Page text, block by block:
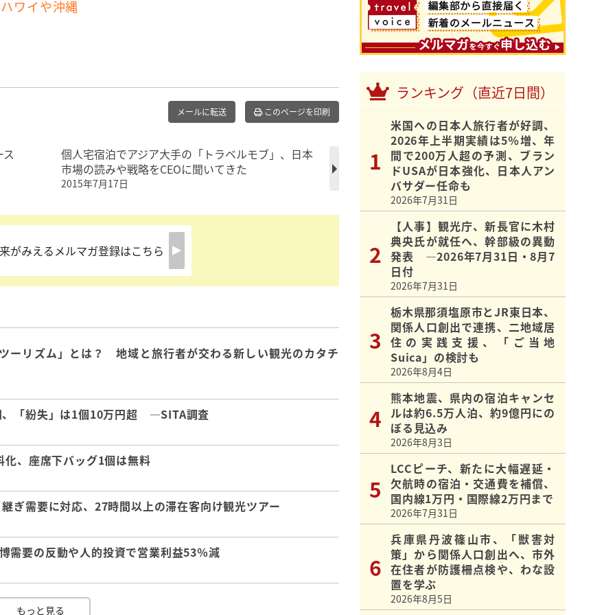
ワイや沖縄
メールに転送 このページを印刷
個人宅宿泊でアジア大手の「トラベルモブ」、日本
市場の読みや戦略をCEOに聞いてきた
2015年7月17日
がみえるメルマガ登録はこちら
ーリズム」とは？ 地域と旅行者が交わる新しい観光のカタチ
、「紛失」は1個10万円超 ―SITA調査
、座席下バッグ1個は無料
ぎ需要に対応、27時間以上の滞在客向け観光ツアー
要の反動や人的投資で営業利益53％減
もっと見る
ランキング（直近7日間）
米国への日本人旅行者が好調、
2026年上半期実績は5％増、年
間で200万人超の予測、ブラン
ドUSAが日本強化、日本人アン
バサダー任命も
2026年7月31日
【人事】観光庁、新長官に木村
典央氏が就任へ、幹部級の異動
発表 ―2026年7月31日・8月7
日付
2026年7月31日
栃木県那須塩原市とJR東日本、
関係人口創出で連携、二地域居
住の実践支援、「ご当地
Suica」の検討も
2026年8月4日
熊本地震、県内の宿泊キャンセ
ルは約6.5万人泊、約9億円にの
ぼる見込み
2026年8月3日
LCCピーチ、新たに大幅遅延・
欠航時の宿泊・交通費を補償、
国内線1万円・国際線2万円まで
2026年7月31日
兵庫県丹波篠山市、「獣害対
策」から関係人口創出へ、市外
在住者が防護柵点検や、わな設
置を学ぶ
2026年8月5日